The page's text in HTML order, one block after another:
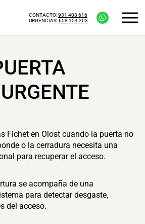
CONTACTO:931 408 616
URGENCIAS:658 154 203
Fichet en Olost cuando la puerta no
o la cerradura necesita una
para recuperar el acceso.
se acompaña de una
para detectar desgaste,
del acceso.